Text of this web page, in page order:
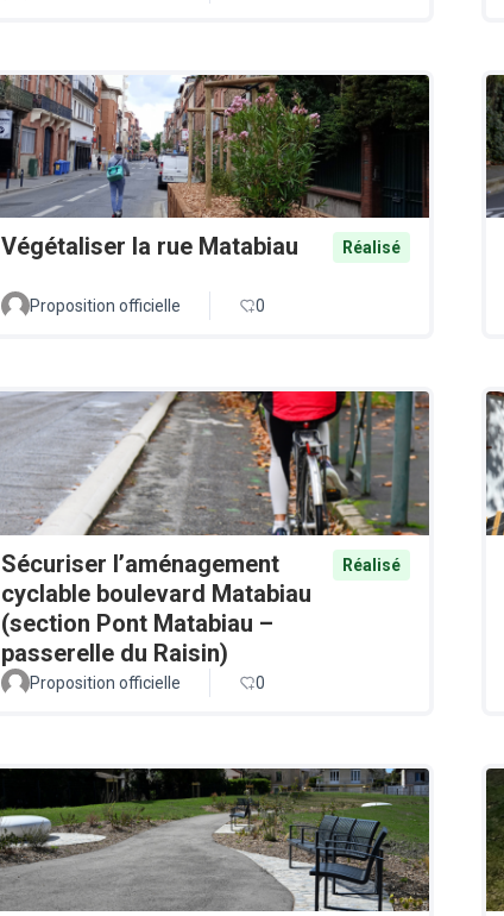
Végétaliser la rue Matabiau Réalisé
Proposition officielle 0
Sécuriser l’aménagement
cyclable boulevard Matabiau
(section Pont Matabiau –
passerelle du Raisin)
Réalisé
Proposition officielle 0